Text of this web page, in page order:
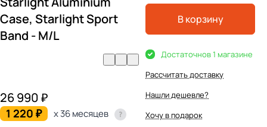
Case, Starlight Sport
Band - M/L
26 990 ₽
1 220 ₽ x 36 месяцев
В корзину
Достаточнов 1 магазине
Рассчитать доставку
Нашли дешевле?
Хочу в подарок